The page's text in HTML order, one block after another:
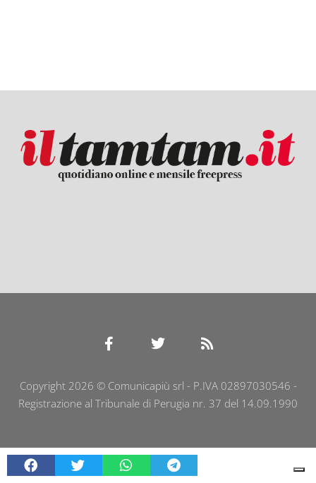
Copyright 2026 © Comunicapiù srl - P.IVA 02897030546 -
Registrazione al Tribunale di Perugia nr. 37 del 14.09.1990